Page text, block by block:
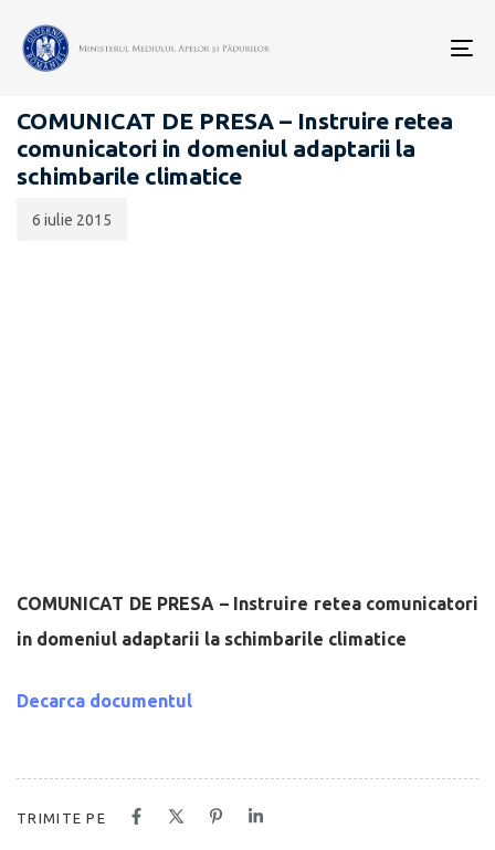
COMUNICATE DE PRESĂ
COMUNICAT DE PRESA – Instruire retea
comunicatori in domeniul adaptarii la
schimbarile climatice
publicării:
6 iulie 2015
COMUNICAT DE PRESA – Instruire retea comunicatori
in domeniul adaptarii la schimbarile climatice
Decarca documentul
TRIMITE PE